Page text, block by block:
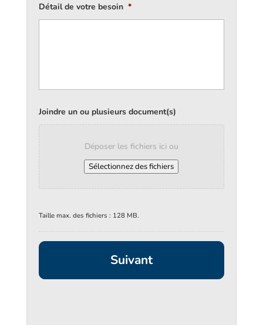
Détail de votre besoin *
Joindre un ou plusieurs document(s)
Déposer les fichiers ici ou
Sélectionnez des fichiers
Taille max. des fichiers : 128 MB.